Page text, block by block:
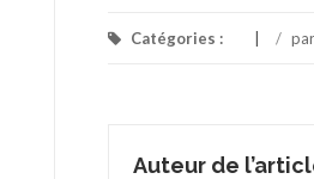
Catégories : / par
Auteur de